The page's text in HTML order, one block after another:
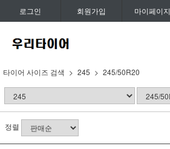
로그인 회원가입 마이페이지
타이어 사이즈 검색 245 245/50R20
정렬